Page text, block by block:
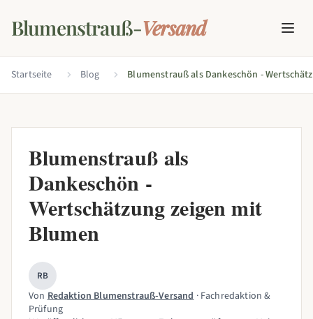
Blumenstrauß-Versand
Startseite Blog
Blumenstrauß als
Dankeschön -
Wertschätzung zeigen mit
Blumen
RB
VonRedaktion Blumenstrauß-Versand· Fachredaktion &
Prüfung